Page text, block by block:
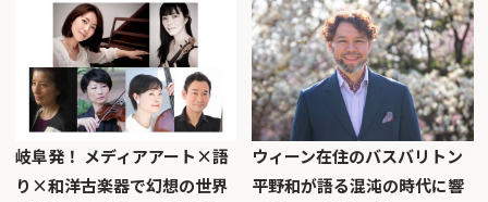
岐阜発！ メディアアート×語
り×和洋古楽器で幻想の世界
ウィーン在住のバスバリトン
平野和が語る混沌の時代に響